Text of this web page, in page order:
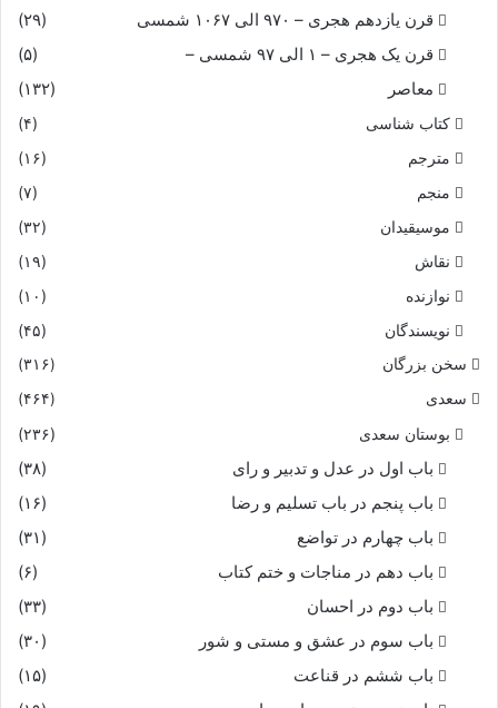
قرن یازدهم هجری – ۹۷۰ الی ۱۰۶۷ شمسی
(۲۹)
قرن یک هجری – ۱ الی ۹۷ شمسی –
(۵)
معاصر
(۱۳۲)
کتاب شناسی
(۴)
مترجم
(۱۶)
منجم
(۷)
موسیقیدان
(۳۲)
نقاش
(۱۹)
نوازنده
(۱۰)
نویسندگان
(۴۵)
سخن بزرگان
(۳۱۶)
سعدی
(۴۶۴)
بوستان سعدی (۲۳۶)
باب اول در عدل و تدبیر و رای
(۳۸)
باب پنجم در باب تسلیم و رضا
(۱۶)
باب چهارم در تواضع
(۳۱)
باب دهم در مناجات و ختم کتاب
(۶)
باب دوم در احسان
(۳۳)
باب سوم در عشق و مستی و شور
(۳۰)
باب ششم در قناعت
(۱۵)